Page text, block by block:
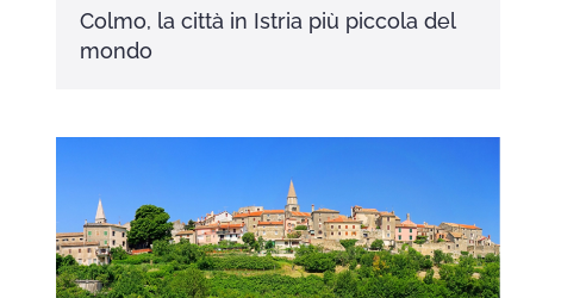
Colmo, la città in Istria più piccola del
mondo